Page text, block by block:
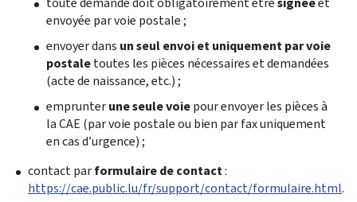
envoyée par voie postale ;
envoyer dans un seul envoi et uniquement par voie
postaletoutes les pièces nécessaires et demandées
(acte de naissance, etc.) ;
emprunterune seule voiepour envoyer les pièces à
la CAE (par voie postale ou bien par fax uniquement
en cas d’urgence) ;
contact parformulaire de contact:
https://cae.public.lu/fr/support/contact/formulaire.html.